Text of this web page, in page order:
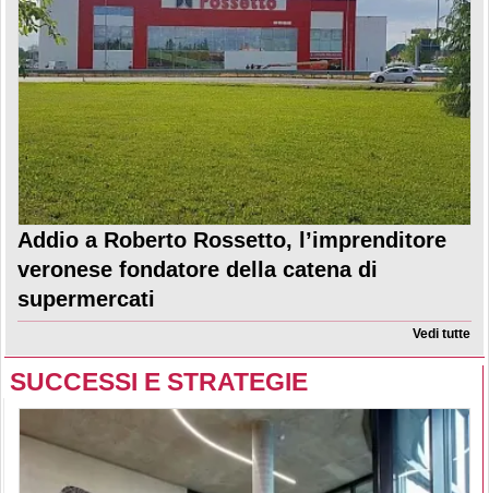
Addio a Roberto Rossetto, l’imprenditore
veronese fondatore della catena di
supermercati
Vedi tutte
SUCCESSI E STRATEGIE